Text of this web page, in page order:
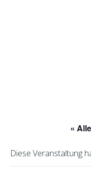
«
Diese Veranstaltung